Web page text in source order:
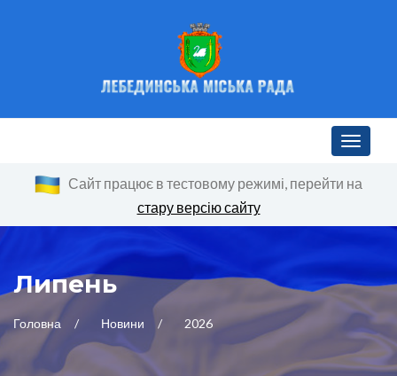
Toggle
Сайт працює в тестовому режимі, перейти на
стару версію сайту
Липень
Головна Новини 2026